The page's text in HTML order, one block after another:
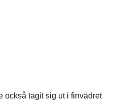
också tagit sig ut i finvädret